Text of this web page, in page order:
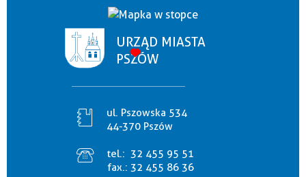
URZĄD MIASTA
PSZÓW
ul. Pszowska 534
44-370 Pszów
tel.: 32 455 95 51
fax.: 32 455 86 36